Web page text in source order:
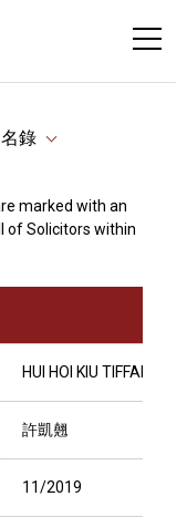
錄
marked with an
of Solicitors within
HUI HOI KIU TIFFANY
許凱翹
11/2019